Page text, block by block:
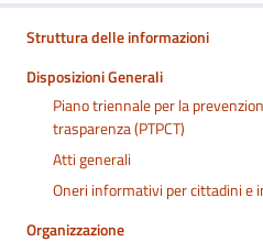
Struttura delle informazioni
Disposizioni Generali
Piano triennale per la
trasparenza (PTPCT)
Atti generali
Oneri informativi per cittadini e
Organizzazione